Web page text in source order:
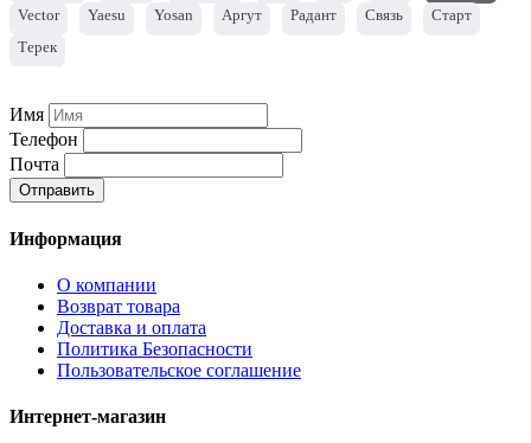
Vector
Yaesu Yosan Аргут Радант Связь
Старт
Терек
Имя
Телефон
Почта
Отправить
Информация
О компании
Возврат товара
Доставка и оплата
Политика Безопасности
Пользовательское соглашение
Интернет-магазин